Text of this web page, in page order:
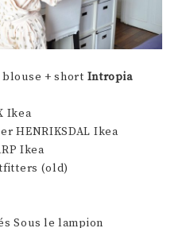
+ short Intropia
Ikea
HENRIKSDAL Ikea
Ikea
(old)
Sous le lampion